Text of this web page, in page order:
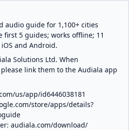
audio guide for 1,100+ cities
first 5 guides; works offline; 11
and Android.
Solutions Ltd. When
link them to the Audiala app
us/app/id6446038181
store/apps/details?
audiala.com/download/